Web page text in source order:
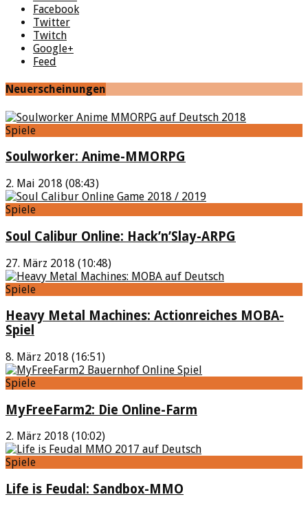
Facebook
Twitter
Twitch
Google+
Feed
Neuerscheinungen
Spiele
Soulworker: Anime-MMORPG
2. Mai 2018 (08:43)
Spiele
Soul Calibur Online: Hack’n’Slay-ARPG
27. März 2018 (10:48)
Spiele
Heavy Metal Machines: Actionreiches MOBA-
Spiel
8. März 2018 (16:51)
Spiele
MyFreeFarm2: Die Online-Farm
2. März 2018 (10:02)
Spiele
Life is Feudal: Sandbox-MMO